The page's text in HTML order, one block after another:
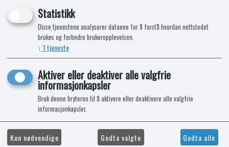
Statistikk
Disse tjenestene analyserer dataene for å forstå hvordan nettstedet
brukes og forbedre brukeropplevelsen.
↓ 1tjeneste
Aktiver eller deaktiver alle valgfrie
informasjonkapsler
Bruk denne bryteren til å aktivere eller deaktivere alle valgfrie
informasjonkapsler.
Kun nødvendige Godta valgte Godta alle